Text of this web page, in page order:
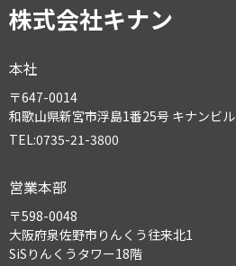
株式会社キナン
本社
〒647-0014
和歌山県新宮市浮島1番25号 キナンビル
TEL:0735-21-3800
営業本部
〒598-0048
大阪府泉佐野市りんくう往来北1
SiSりんくうタワー18階